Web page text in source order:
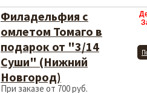
Филадельфия с
омлетом Томаго в
подарок от "3/14
Суши" (Нижний
Новгород)
При заказе от 700 руб.